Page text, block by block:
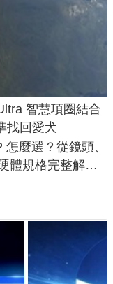
智慧項圈結合
找回愛犬
麼選？從鏡頭、
體規格完整解